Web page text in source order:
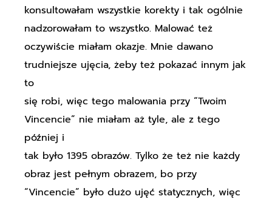
konsultowałam wszystkie korekty i tak ogólnie
nadzorowałam to wszystko. Malować też
oczywiście miałam okazje. Mnie dawano
trudniejsze ujęcia, żeby też pokazać innym jak
to
się robi, więc tego malowania przy “Twoim
Vincencie” nie miałam aż tyle, ale z tego
później i
tak było 1395 obrazów. Tylko że też nie każdy
obraz jest pełnym obrazem, bo przy
“Vincencie” było dużo ujęć statycznych, więc